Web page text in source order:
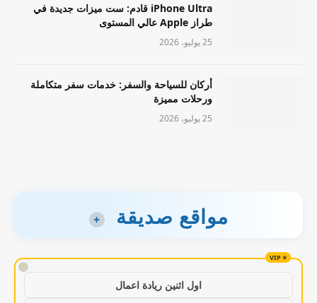
iPhone Ultra قادم: ست ميزات جديدة في
طراز Apple عالي المستوى
25 يوليو، 2026
أركان للسياحة والسفر: خدمات سفر متكاملة
ورحلات مميزة
25 يوليو، 2026
مواقع صديقة +
!
اول اثنين ريادة اعمال